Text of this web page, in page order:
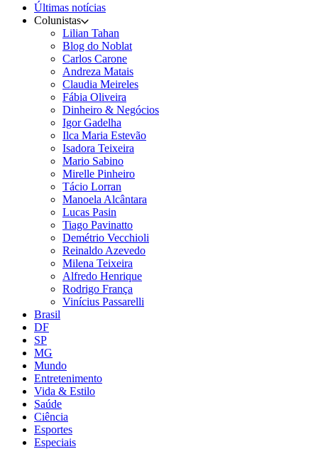
Últimas notícias
Colunistas
Lilian Tahan
Blog do Noblat
Carlos Carone
Andreza Matais
Claudia Meireles
Fábia Oliveira
Dinheiro & Negócios
Igor Gadelha
Ilca Maria Estevão
Isadora Teixeira
Mario Sabino
Mirelle Pinheiro
Tácio Lorran
Manoela Alcântara
Lucas Pasin
Tiago Pavinatto
Demétrio Vecchioli
Reinaldo Azevedo
Milena Teixeira
Alfredo Henrique
Rodrigo França
Vinícius Passarelli
Brasil
DF
SP
MG
Mundo
Entretenimento
Vida & Estilo
Saúde
Ciência
Esportes
Especiais